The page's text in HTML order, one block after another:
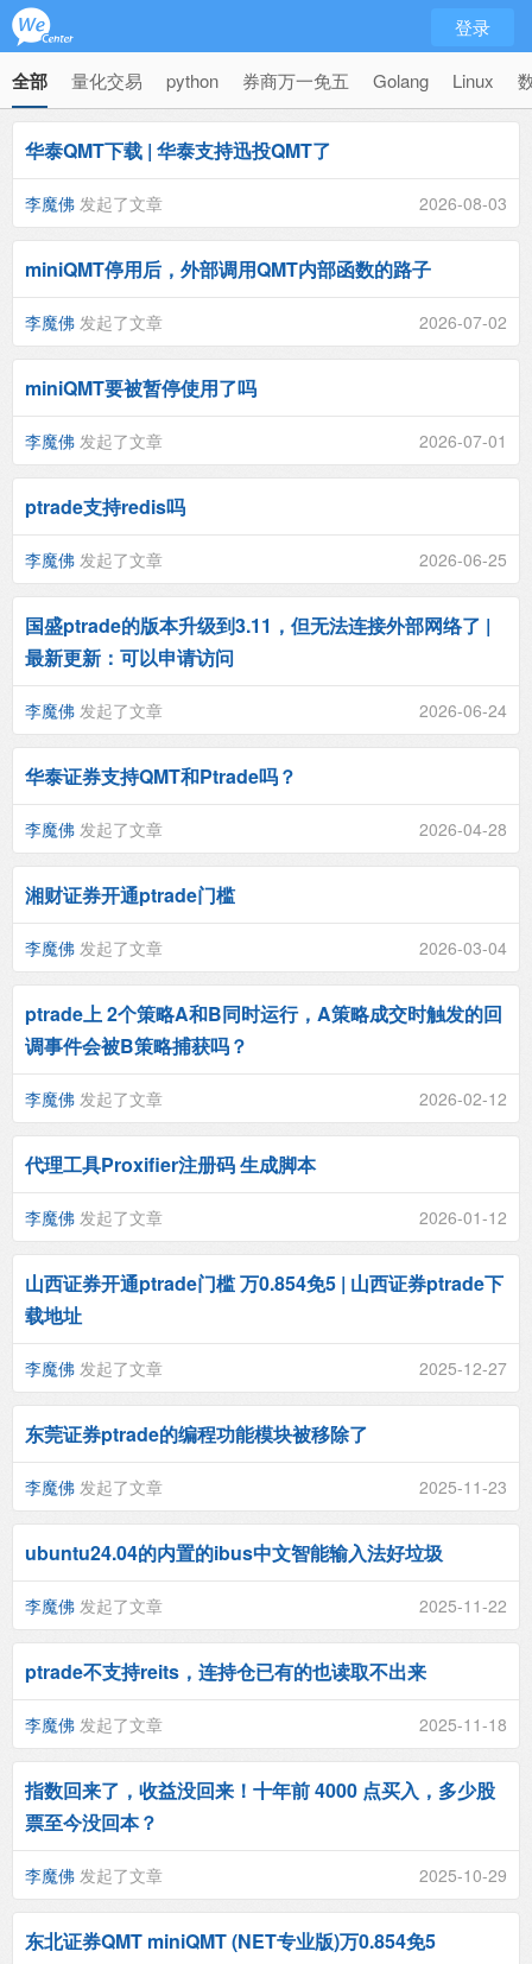
登录
全部 量化交易 python 券商万一免五 Golang Linux
华泰QMT下载 | 华泰支持迅投QMT了
李魔佛 发起了文章 2026-08-03
miniQMT停用后，外部调用QMT内部函数的路子
李魔佛 发起了文章 2026-07-02
miniQMT要被暂停使用了吗
李魔佛 发起了文章 2026-07-01
ptrade支持redis吗
李魔佛 发起了文章 2026-06-25
国盛ptrade的版本升级到3.11，但无法连接外部网络了 |
最新更新：可以申请访问
李魔佛 发起了文章 2026-06-24
华泰证券支持QMT和Ptrade吗？
李魔佛 发起了文章 2026-04-28
湘财证券开通ptrade门槛
李魔佛 发起了文章 2026-03-04
ptrade上 2个策略A和B同时运行，A策略成交时触发的回
调事件会被B策略捕获吗？
李魔佛 发起了文章 2026-02-12
代理工具Proxifier注册码 生成脚本
李魔佛 发起了文章 2026-01-12
山西证券开通ptrade门槛 万0.854免5 | 山西证券ptrade下
载地址
李魔佛 发起了文章 2025-12-27
东莞证券ptrade的编程功能模块被移除了
李魔佛 发起了文章 2025-11-23
ubuntu24.04的内置的ibus中文智能输入法好垃圾
李魔佛 发起了文章 2025-11-22
ptrade不支持reits，连持仓已有的也读取不出来
李魔佛 发起了文章 2025-11-18
指数回来了，收益没回来！十年前 4000 点买入，多少股
票至今没回本？
李魔佛 发起了文章 2025-10-29
东北证券QMT miniQMT (NET专业版)万0.854免5